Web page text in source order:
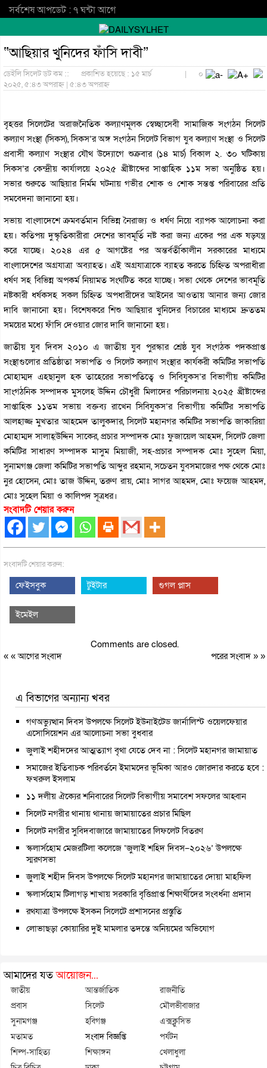
সর্বশেষ আপডেট : ৭ ঘন্টা আগে
“আছিয়ার খুনিদের ফাঁসি দাবী”
ডেইলি সিলেট ডট কম ::
প্রকাশিত হয়েছে : ১৫ মার্চ
২০২৫, ৫:৪৩ অপরাহ্ন | ৫:৪৩ অপরাহ্ন
| ০
বৃহত্তর সিলেটের অরাজনৈতিক কল্যাণমূলক স্বেচ্ছাসেবী সামাজিক সংগঠন সিলেট
কল্যাণ সংস্থা (সিকস), সিকস’র অঙ্গ সংগঠন সিলেট বিভাগ যুব কল্যাণ সংস্থা ও সিলেট
প্রবাসী কল্যাণ সংস্থার যৌথ উদ্যোগে শুক্রবার (১৪ মার্চ) বিকাল ২. ৩০ ঘটিকায়
সিকস’র কেন্দ্রীয় কার্যালয়ে ২০২৫ খ্রীষ্টাব্দের সাপ্তাহিক ১১ম সভা অনুষ্ঠিত হয়।
সভার শুরুতে আছিয়ার নির্মম ঘটনায় গভীর শোক ও শোক সন্তপ্ত পরিবারের প্রতি
সমবেদনা জানানো হয়।
সভায় বাংলাদেশে ক্রমবর্তমান বিভিন্ন নৈরাজ্য ও ধর্ষণ নিয়ে ব্যাপক আলোচনা করা
হয়। কতিপয় দুস্কৃতিকারীরা দেশের ভাবমূর্তি নষ্ট করা জন্য একের পর এক ষড়যন্ত্র
করে যাচ্ছে। ২০২৪ এর ৫ আগষ্টের পর অন্তর্বর্তীকালীন সরকারের মাধ্যমে
বাংলাদেশের অগ্রযাত্রা অব্যাহত। এই অগ্রযাত্রাকে ব্যাহত করতে চিহ্নিত অপরাধীরা
ধর্ষণ সহ বিভিন্ন অপকর্ম নিয়ামত সংঘটিত করে যাচ্ছে। সভা থেকে দেশের ভাবমূতি
নষ্টকারী ধর্ষকসহ সকল চিহ্নিত অপধারীদের আইনের আওতায় আনার জন্য জোর
দাবি জানানো হয়। বিশেষকরে শিশু আছিয়ার খুনিদের বিচারের মাধ্যমে দ্রুততম
সময়ের মধ্যে ফাঁসি দেওয়ার জোর দাবি জানানো হয়।
জাতীয় যুব দিবস ২০১০ এ জাতীয় যুব পুরস্কার শ্রেষ্ঠ যুব সংগঠক পদকপ্রাপ্ত
সংস্থাগুলোর প্রতিষ্ঠাতা সভাপতি ও সিলেট কল্যাণ সংস্থার কার্যকরী কমিটির সভাপতি
মোহাম্মদ এহছানুল হক তাহেরের সভাপতিত্বে ও সিবিযুকস’র বিভাগীয় কমিটির
সাংগঠনিক সম্পাদক মুসলেহ উদ্দিন চৌধুরী মিলাদের পরিচালনায় ২০২৫ খ্রীষ্টাব্দের
সাপ্তাহিক ১১তম সভায় বক্তব্য রাখেন সিবিযুকস’র বিভাগীয় কমিটির সভাপতি
আলহাজ্জ মুখতার আহমেদ তালুকদার, সিলেট মহানগর কমিটির সভাপতি জাকারিয়া
মোহাম্মদ সালাহ্উদ্দিন সাকের, প্রচার সম্পাদক মোঃ ফুজায়েল আহমদ, সিলেট জেলা
কমিটির সাধারণ সম্পাদক মাসুম মিয়াজী, সহ-প্রচার সম্পাদক মোঃ সুহেল মিয়া,
সুনামগঞ্জ জেলা কমিটির সভাপতি আব্দুর রহমান, সচেতন যুবসমাজের পক্ষ থেকে মোঃ
নুর হোসেন, মোঃ তাজ উদ্দিন, তরুণ রায়, মোঃ সাগর আহমদ, মোঃ ফয়েজ আহমদ,
মোঃ সুহেল মিয়া ও কালিপদ সূত্রধর।
সংবাদটি শেয়ার করুন
সংবাদটি শেয়ার করুন:
ফেইসবুক টুইটার গুগল প্লাস
ইমেইল
Comments are closed.
« «আগের সংবাদ পরের সংবাদ» »
এ বিভাগের অন্যান্য খবর
গণঅভ্যুত্থান দিবস উপলক্ষে সিলেট ইউনাইটেড জার্নালিস্ট ওয়েলফেয়ার
এসোসিয়েশন এর আলোচনা সভা বুধবার
জুলাই শহীদদের আত্মত্যাগ বৃথা যেতে দেব না : সিলেট মহানগর জামায়াত
সমাজের ইতিবাচক পরিবর্তনে ইমামদের ভূমিকা আরও জোরদার করতে হবে :
ফখরুল ইসলাম
১১ দলীয় ঐক্যের শনিবারের সিলেট বিভাগীয় সমাবেশ সফলের আহ্বান
সিলেট নগরীর থানায় থানায় জামায়াতের প্রচার মিছিল
সিলেট নগরীর সুবিদবাজারে জামায়াতের লিফলেট বিতরণ
স্কলার্সহোম মেজরটিলা কলেজে ‘জুলাই শহিদ দিবস–২০২৬’ উপলক্ষে
স্মরণসভা
জুলাই শহীদ দিবস উপলক্ষে সিলেট মহানগর জামায়াতের দোয়া মাহফিল
স্কলার্সহোম টিলাগড় শাখায় সরকারি বৃত্তিপ্রাপ্ত শিক্ষার্থীদের সংবর্ধনা প্রদান
রথযাত্রা উপলক্ষে ইসকন সিলেটে প্রশাসনের প্রস্তুতি
লোভাছড়া কোয়ারির দুই মামলার তদন্তে অনিয়মের অভিযোগ
আমাদের যতআয়োজন...
জাতীয় আন্তর্জাতিক
রাজনীতি
প্রবাস
সিলেট
মৌলভীবাজার
সুনামগঞ্জ
হবিগঞ্জ
এক্সক্লুসিভ
মতামত
সংবাদ বিজ্ঞপ্তি
পর্যটন
শিল্প-সাহিত্য
শিক্ষাঙ্গন
খেলাধুলা